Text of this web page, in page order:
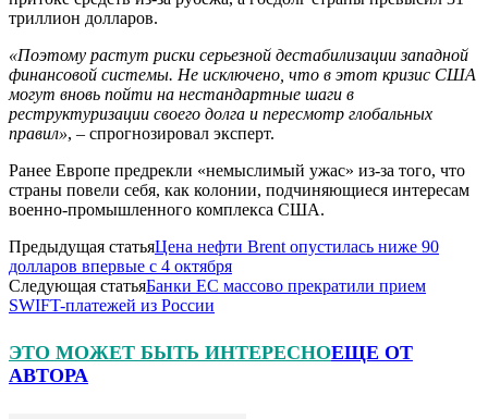
триллион долларов.
«Поэтому растут риски серьезной дестабилизации западной
финансовой системы. Не исключено, что в этот кризис США
могут вновь пойти на нестандартные шаги в
реструктуризации своего долга и пересмотр глобальных
правил», – спрогнозировал эксперт.
Ранее Европе предрекли «немыслимый ужас» из-за того, что
страны повели себя, как колонии, подчиняющиеся интересам
военно-промышленного комплекса США.
Предыдущая статьяЦена нефти Brent опустилась ниже 90
долларов впервые с 4 октября
Следующая статьяБанки ЕС массово прекратили прием
SWIFT-платежей из России
ЭТО МОЖЕТ БЫТЬ ИНТЕРЕСНОЕЩЕ ОТ
АВТОРА